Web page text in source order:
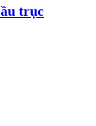
trục